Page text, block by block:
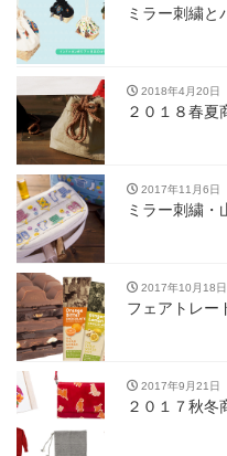
ミラー刺繍と
2018年4月20日
２０１８春夏
2017年11月6日
ミラー刺繍・
2017年10月18日
フェアトレー
2017年9月21日
２０１７秋冬